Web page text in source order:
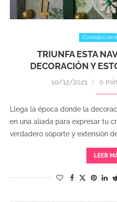
Consejos de
TRIUNFA ESTA
DECORACIÓN Y
10/12/2021 0
Llega la época donde la
en una aliada para expresar tu
verdadero soporte y extensión
LEER